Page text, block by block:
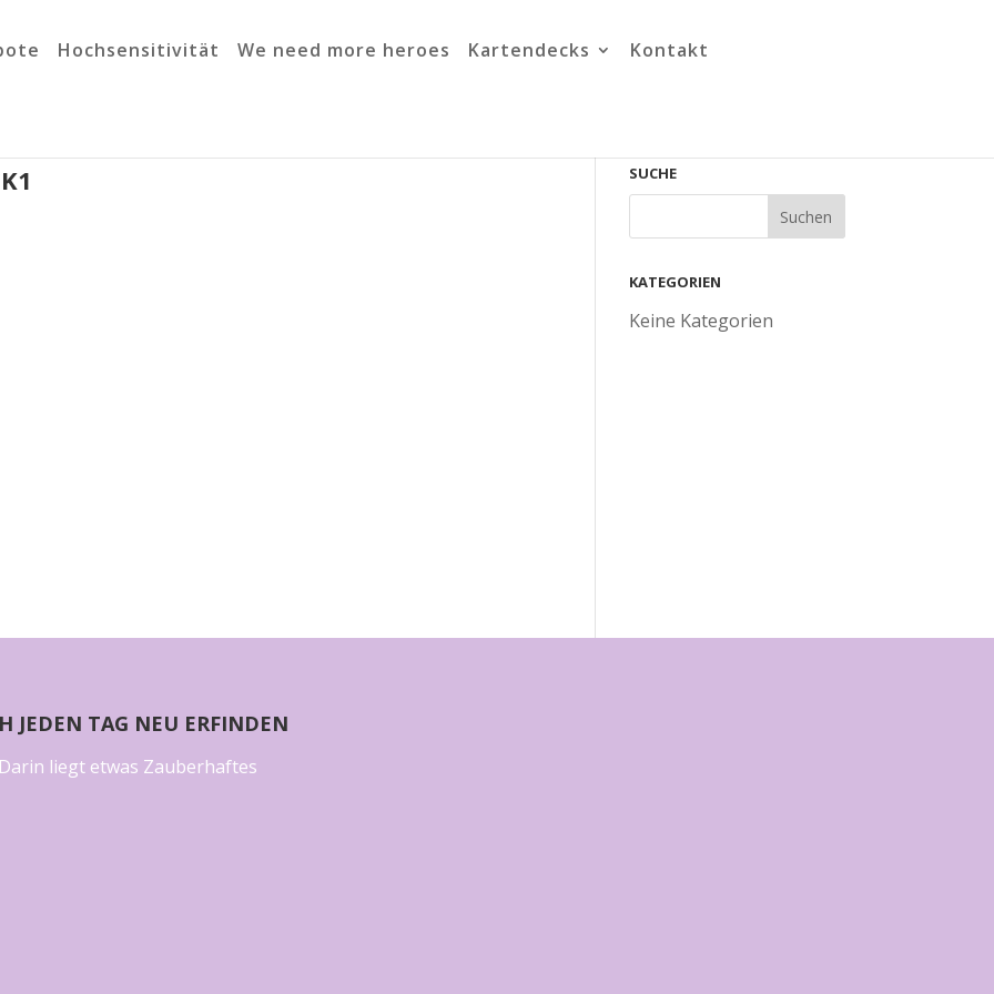
Hochsensitivität We need more heroes Kartendecks Kontakt
SUCHE
KATEGORIEN
Keine Kategorien
JEDEN TAG NEU ERFINDEN
liegt etwas Zauberhaftes